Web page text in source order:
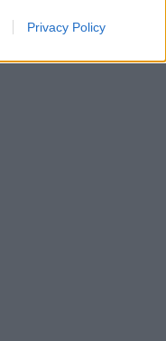
Privacy Policy